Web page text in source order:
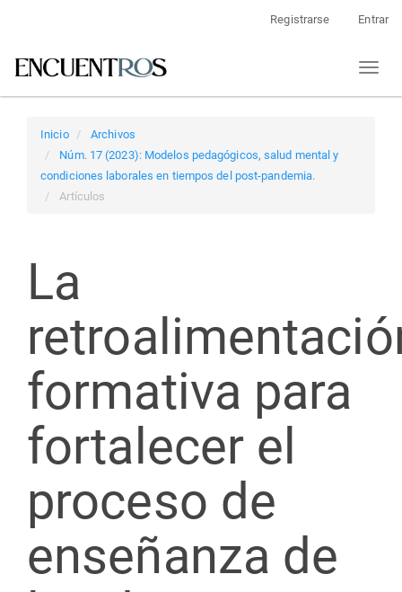
principal
Registrarse Entrar
Toggle
Inicio
Archivos
Núm. 17 (2023): Modelos pedagógicos, salud mental y
condiciones laborales en tiempos del post-pandemia.
Artículos
La
formativa para
fortalecer el
proceso de
enseñanza de